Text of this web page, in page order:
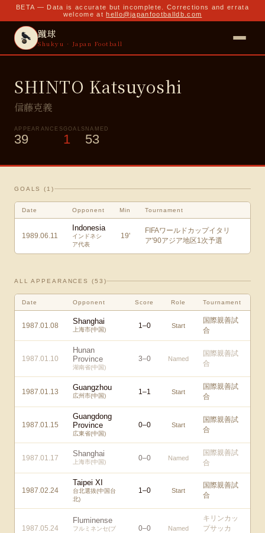
BETA — Data is accurate but incomplete. Corrections and errata
welcome at hello@japanfootballdb.com
蹴球
Shukyu · Japan Football
SHINTO Katsuyoshi
信藤克義
APPEARANCES
39
GOALS
1
NAMED
53
GOALS ( 1 )
Date Opponent Min Tournament
1989.06.11
Indonesia
インドネシ
ア代表
19'
FIFAワールドカップイタリ
ア'90アジア地区1次予選
ALL APPEARANCES (53 )
Date Opponent Score Role Tournament
1987.01.08 Shanghai
上海市(中国) 1–0 Start
国際親善試
合
1987.01.10
Hunan
Province
湖南省(中国)
3–0 Named
国際親善試
合
1987.01.13 Guangzhou
広州市(中国) 1–1 Start
国際親善試
合
1987.01.15
Guangdong
Province
広東省(中国)
0–0 Start
国際親善試
合
1987.01.17 Shanghai
上海市(中国) 0–0 Named
国際親善試
合
1987.02.24
Taipei XI
台北選抜(中国台
北)
1–0 Start
国際親善試
合
1987.05.24
Fluminense
フルミネンセ(ブ
0–0 Named
キリンカッ
プサッカ